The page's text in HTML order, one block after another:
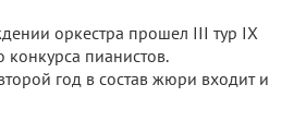
оркестра прошел III тур IX
пианистов.
год в состав жюри входит и